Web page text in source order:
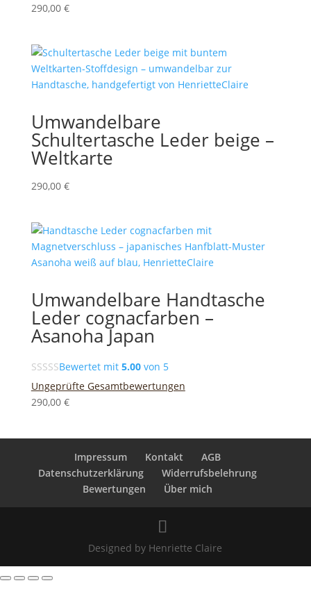
290,00 €
Umwandelbare
Schultertasche Leder beige –
Weltkarte
290,00 €
Umwandelbare Handtasche
Leder cognacfarben –
Asanoha Japan
Bewertet mit 5.00von 5
Ungeprüfte Gesamtbewertungen
290,00 €
Impressum Kontakt
AGB
Datenschutzerklärung
Widerrufsbelehrung
Bewertungen
Über mich
Designed by Henriette Claire